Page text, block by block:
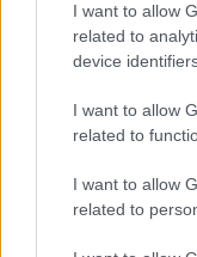
I want to allow
related to
device
I want to allow
related to
I want to allow
related to